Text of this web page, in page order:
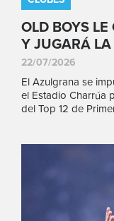
OLD BOYS
Y JUGARÁ
22/07/2026
El Azulgrana se
el Estadio Charrúa
del Top 12 de